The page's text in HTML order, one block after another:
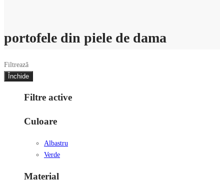
portofele din piele de dama
Filtrează
Închide
Filtre active
Culoare
Albastru
Verde
Material